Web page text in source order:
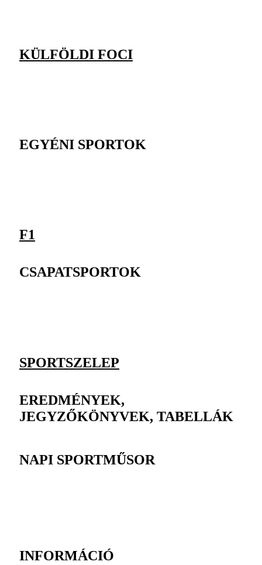
KÜLFÖLDI FOCI
EGYÉNI SPORTOK
F1
CSAPATSPORTOK
SPORTSZELEP
EREDMÉNYEK,
JEGYZŐKÖNYVEK, TABELLÁK
NAPI SPORTMŰSOR
INFORMÁCIÓ